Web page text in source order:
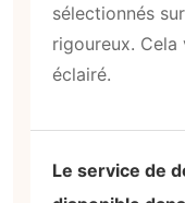
sélectionnés
rigoureux.
éclairé.
Le service de